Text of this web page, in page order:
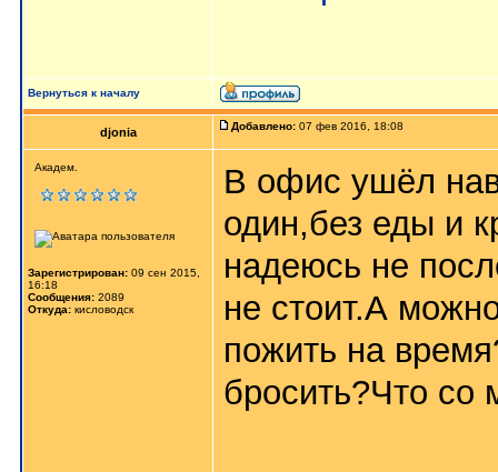
Вернуться к началу
djonia Добавлено: 07 фев 2016, 18:08
Академ.
Зарегистрирован: 09 сен 2015,
16:18
Сообщения: 2089
Откуда: кисловодск
В офис ушёл
один,без еды и
надеюсь не
не стоит.А
пожить на
бросить?Что со